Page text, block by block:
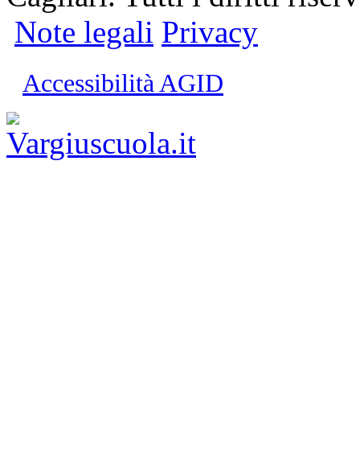
Note legali Privacy
Accessibilità AGID